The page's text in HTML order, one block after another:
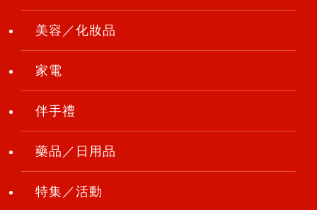
美容／化妝品
家電
伴手禮
藥品／日用品
特集／活動